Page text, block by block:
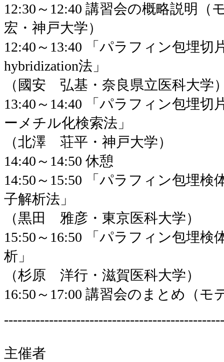
12:30～12:40 講習会の概略説明
宏・神戸大学）
12:40～13:40 「パラフィン包埋切
hybridization法」
（國安 弘基・奈良県立医科大学
13:40～14:40 「パラフィン包埋切
ーメチル化検索法」
（北澤 荘平・神戸大学）
14:40～14:50 休憩
14:50～15:50 「パラフィン包埋検
子解析法」
（黒田 雅彦・東京医科大学）
15:50～16:50 「パラフィン包埋検
析」
（杉原 洋行・滋賀医科大学）
16:50～17:00 講習会のまとめ（モ
主催者